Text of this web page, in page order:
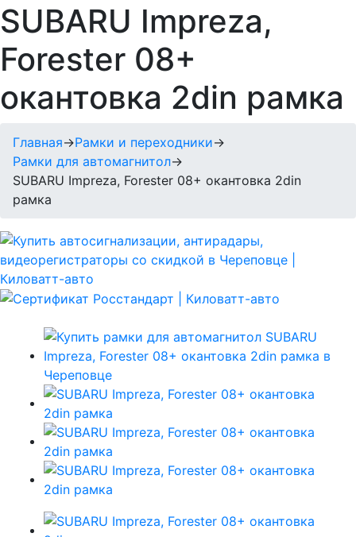
SUBARU Impreza,
Forester 08+
окантовка 2din рамка
Главная→Рамки и переходники→
Рамки для автомагнитол→
SUBARU Impreza, Forester 08+ окантовка 2din
рамка